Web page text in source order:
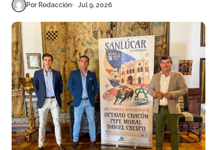
Por Redacción Jul 9, 2026